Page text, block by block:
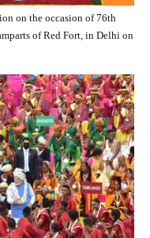
on the occasion of 76th
of Red Fort, in Delhi on